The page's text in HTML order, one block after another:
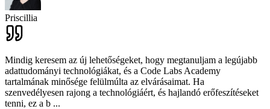
Priscillia
Mindig keresem az új lehetőségeket, hogy megtanuljam a legújabb
adattudományi technológiákat, és a Code Labs Academy
tartalmának minősége felülmúlta az elvárásaimat. Ha
szenvedélyesen rajong a technológiáért, és hajlandó erőfeszítéseket
tenni, ez a b ...